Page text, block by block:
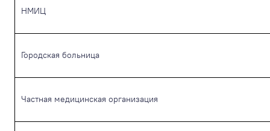
НМИЦ
Городская больница
Частная медицинская организация